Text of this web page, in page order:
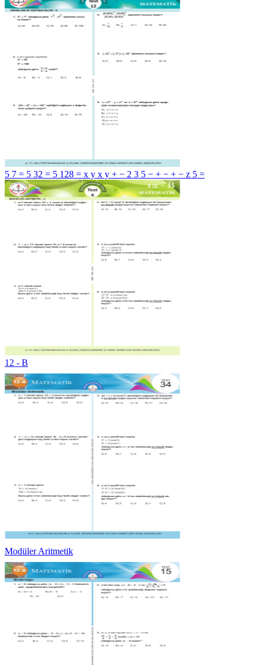
5 7 = 5 32 = 5 128 = x y x y + − 2 3 5 − + − + − z 5 =
12 - B
Modüler Aritmetik